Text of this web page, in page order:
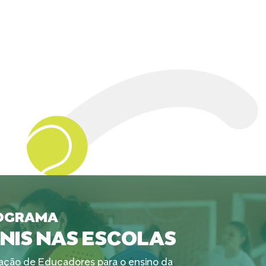
NAS ESCOLAS
de Educadores para o ensino da